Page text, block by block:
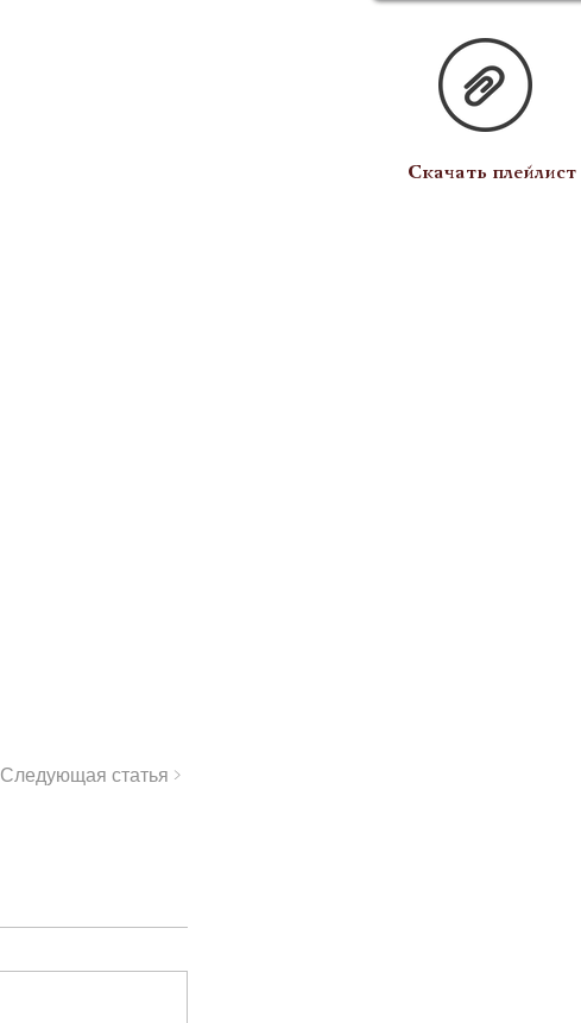
Следующая статья >
Скачать плейлист